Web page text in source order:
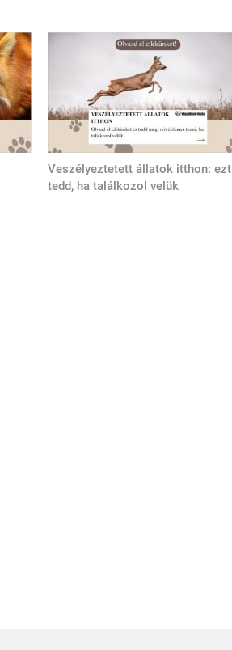
Veszélyeztetett állatok itthon: ezt
tedd, ha találkozol velük